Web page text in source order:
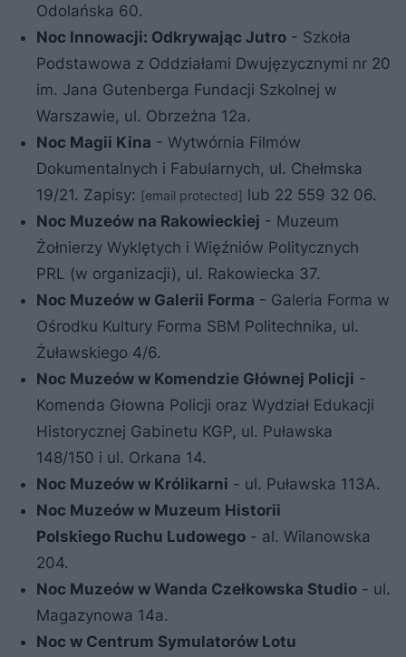
Odolańska 60.
Noc Innowacji: Odkrywając Jutro - Szkoła
Podstawowa z Oddziałami Dwujęzycznymi nr 20
im. Jana Gutenberga Fundacji Szkolnej w
Warszawie, ul. Obrzeżna 12a.
Noc Magii Kina - Wytwórnia Filmów
Dokumentalnych i Fabularnych, ul. Chełmska
19/21. Zapisy: [email protected] lub 22 559 32 06.
Noc Muzeów na Rakowieckiej - Muzeum
Żołnierzy Wyklętych i Więźniów Politycznych
PRL (w organizacji), ul. Rakowiecka 37.
Noc Muzeów w Galerii Forma - Galeria Forma w
Ośrodku Kultury Forma SBM Politechnika, ul.
Żuławskiego 4/6.
Noc Muzeów w Komendzie Głównej Policji -
Komenda Głowna Policji oraz Wydział Edukacji
Historycznej Gabinetu KGP, ul. Puławska
148/150 i ul. Orkana 14.
Noc Muzeów w Królikarni - ul. Puławska 113A.
Noc Muzeów w Muzeum Historii
Polskiego Ruchu Ludowego - al. Wilanowska
204.
Noc Muzeów w Wanda Czełkowska Studio - ul.
Magazynowa 14a.
Noc w Centrum Symulatorów Lotu